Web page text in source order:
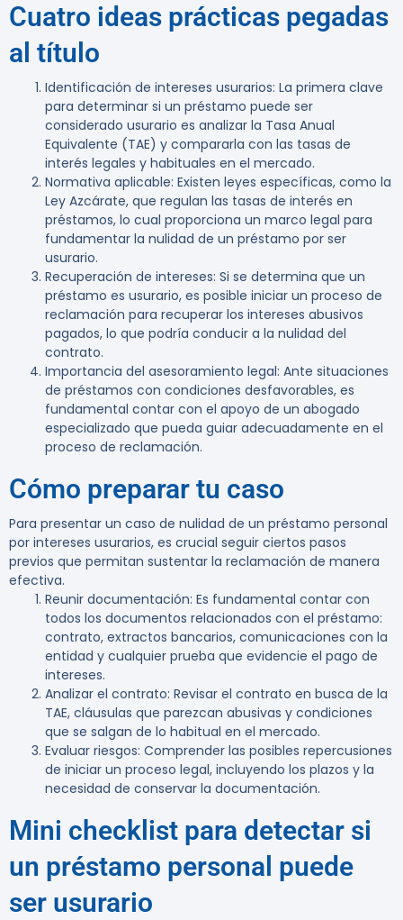
Cuatro ideas prácticas pegadas
al título
Identificación de intereses usurarios: La primera clave
para determinar si un préstamo puede ser
considerado usurario es analizar la Tasa Anual
Equivalente (TAE) y compararla con las tasas de
interés legales y habituales en el mercado.
Normativa aplicable: Existen leyes específicas, como la
Ley Azcárate, que regulan las tasas de interés en
préstamos, lo cual proporciona un marco legal para
fundamentar la nulidad de un préstamo por ser
usurario.
Recuperación de intereses: Si se determina que un
préstamo es usurario, es posible iniciar un proceso de
reclamación para recuperar los intereses abusivos
pagados, lo que podría conducir a la nulidad del
contrato.
Importancia del asesoramiento legal: Ante situaciones
de préstamos con condiciones desfavorables, es
fundamental contar con el apoyo de un abogado
especializado que pueda guiar adecuadamente en el
proceso de reclamación.
Cómo preparar tu caso
Para presentar un caso de nulidad de un préstamo personal
por intereses usurarios, es crucial seguir ciertos pasos
previos que permitan sustentar la reclamación de manera
efectiva.
Reunir documentación: Es fundamental contar con
todos los documentos relacionados con el préstamo:
contrato, extractos bancarios, comunicaciones con la
entidad y cualquier prueba que evidencie el pago de
intereses.
Analizar el contrato: Revisar el contrato en busca de la
TAE, cláusulas que parezcan abusivas y condiciones
que se salgan de lo habitual en el mercado.
Evaluar riesgos: Comprender las posibles repercusiones
de iniciar un proceso legal, incluyendo los plazos y la
necesidad de conservar la documentación.
Mini checklist para detectar si
un préstamo personal puede
ser usurario